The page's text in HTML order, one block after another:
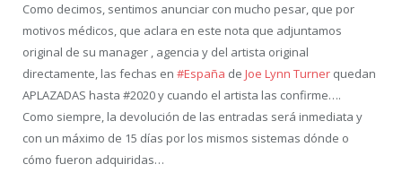
Como decimos, sentimos anunciar con mucho pesar, que por
motivos médicos, que aclara en este nota que adjuntamos
original de su manager , agencia y del artista original
directamente, las fechas en #España de Joe Lynn Turner quedan
APLAZADAS hasta #2020 y cuando el artista las confirme….
Como siempre, la devolución de las entradas será inmediata y
con un máximo de 15 días por los mismos sistemas dónde o
cómo fueron adquiridas…